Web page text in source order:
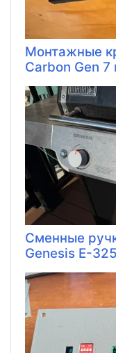
Монтажные
Carbon Gen 7
Сменные
Genesis E-